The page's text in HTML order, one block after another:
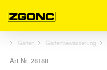
Garten Gartenbewässerung
Art.Nr. 28188